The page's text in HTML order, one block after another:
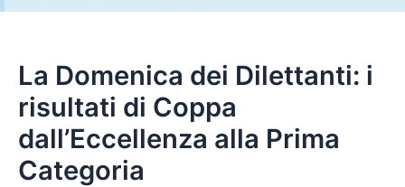
La Domenica dei Dilettanti: i
risultati di Coppa
dall’Eccellenza alla Prima
Categoria